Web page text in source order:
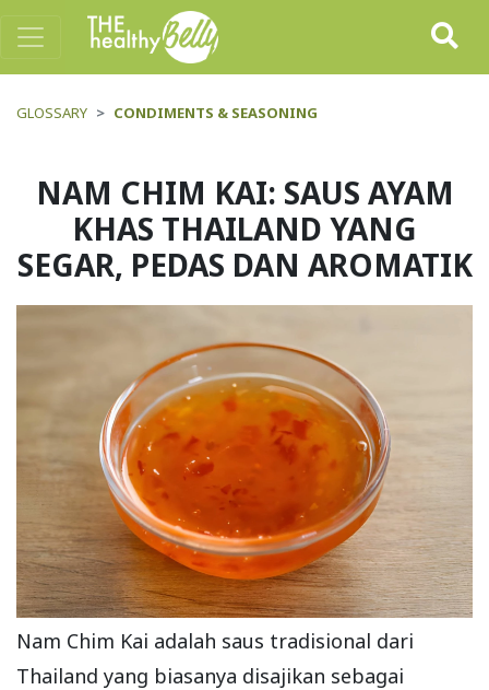
GLOSSARY CONDIMENTS & SEASONING
NAM CHIM KAI: SAUS AYAM
KHAS THAILAND YANG
SEGAR, PEDAS DAN AROMATIK
Nam Chim Kai adalah saus tradisional dari
Thailand yang biasanya disajikan sebagai